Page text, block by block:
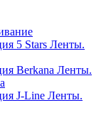
Ленты.
Ленты.
Ленты.